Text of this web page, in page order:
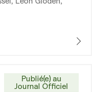
Publié(e) au
Journal Officiel